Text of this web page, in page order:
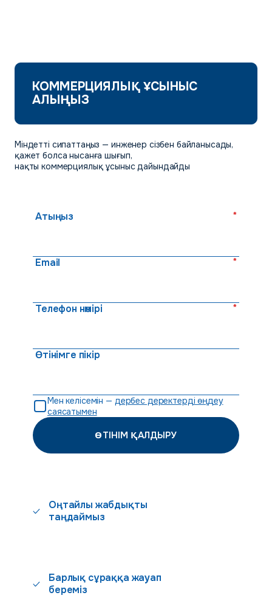
КОММЕРЦИЯЛЫҚ ҰСЫНЫС
АЛЫҢЫЗ
Міндетті сипаттаңыз — инженер сізбен байланысады,
қажет болса нысанға шығып,
нақты коммерциялық ұсыныс дайындайды
Атыңыз *
Email *
Телефон нөмірі *
Өтінімге пікір
Мен келісемін — дербес деректерді өңдеу
саясатымен
ӨТІНІМ ҚАЛДЫРУ
Оңтайлы жабдықты
таңдаймыз
Барлық сұраққа жауап
береміз